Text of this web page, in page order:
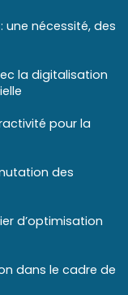
une nécessité, des
la digitalisation
pour la
des
d’optimisation
dans le cadre de